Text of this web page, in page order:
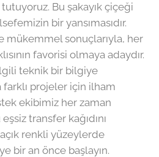
Bu şakayık çiçeği
bir yansımasıdır.
mükemmel sonuçlarıyla, her
favorisi olmaya adaydır.
teknik bir bilgiye
farklı projeler için ilham
ekibimiz her zaman
transfer kağıdını
renkli yüzeylerde
bir an önce başlayın.